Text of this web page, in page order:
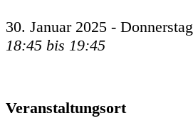
30. Januar 2025 - Donnerstag
18:45 bis 19:45
Veranstaltungsort